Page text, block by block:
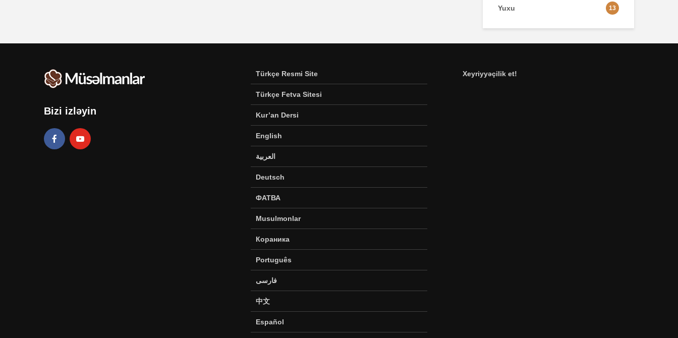
Yuxu 13
Bizi izləyin
Türkçe Resmi Site
Türkçe Fetva Sitesi
Kur’an Dersi
English
العربية
Deutsch
ФАТВА
Musulmonlar
Кораника
Português
فارسی
中文
Español
Xeyriyyəçilik et!